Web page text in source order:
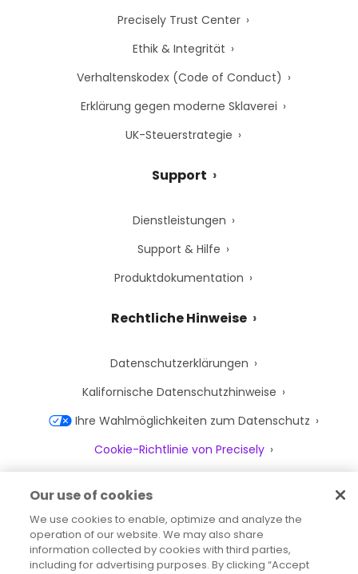
Precisely Trust Center
Ethik & Integrität
Verhaltenskodex (Code of Conduct)
Erklärung gegen moderne Sklaverei
UK-Steuerstrategie
Support
Dienstleistungen
Support & Hilfe
Produktdokumentation
Rechtliche Hinweise
Datenschutzerklärungen
Kalifornische Datenschutzhinweise
Ihre Wahlmöglichkeiten zum Datenschutz
Cookie-Richtlinie von Precisely
Marken
Juristische Entitäten
Our use of cookies
We use cookies to enable, optimize and analyze the
operation of our website. We may also share
information collected by cookies with third parties,
including for advertising purposes. By clicking “Accept